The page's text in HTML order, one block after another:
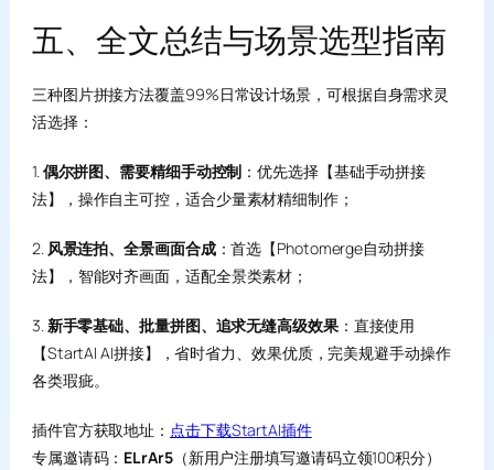
五、全文总结与场景选型指南
三种图片拼接方法覆盖99%日常设计场景，可根据自身需求灵
活选择：
1.偶尔拼图、需要精细手动控制 ：优先选择【基础手动拼接
法】，操作自主可控，适合少量素材精细制作；
2. 风景连拍、全景画面合成：首选【Photomerge自动拼接
法】，智能对齐画面，适配全景类素材；
3.新手零基础、批量拼图、追求无缝高级效果：直接使用
【StartAI AI拼接】，省时省力、效果优质，完美规避手动操作
各类瑕疵。
插件官方获取地址： 点击下载StartAI插件
专属邀请码： ELrAr5（新用户注册填写邀请码立领100积分）